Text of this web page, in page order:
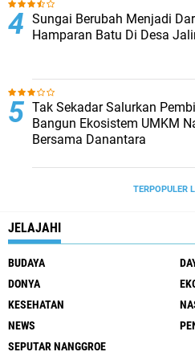
Sungai Berubah Menjadi
Hamparan Batu Di Desa
Tak Sekadar Salurkan
Bangun Ekosistem UMKM
Bersama Danantara
TERPOPULER
JELAJAHI
BUDAYA
DONYA
KESEHATAN
NEWS
SEPUTAR NANGGROE